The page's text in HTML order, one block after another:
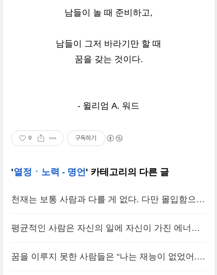
남들이 놀 때 준비하고,
남들이 그저 바라기만 할 때
꿈을 갖는 것이다.
- 윌리엄 A. 워드
9 구독하기
'열정ㆍ노력 - 명언 ' 카테고리의 다른 글
천재는 보통 사람과 다를 게 없다. 다만 몰입함으로
게 마련이고, 그런 과정을 되풀이함으..
(0)
평균적인 사람은 자신의 일에 자신이 가진 에너지
꿈을 이루지 못한 사람들은 “나는 재능이 없었어.”